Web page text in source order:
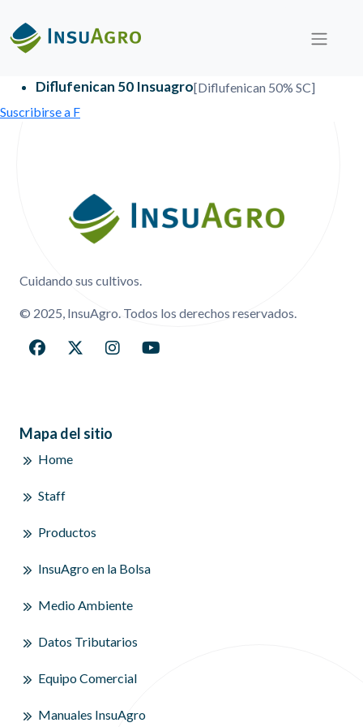
Diflufenican 50 Insuagro[Diflufenican 50% SC]
Suscribirse a F
Cuidando sus cultivos.
© 2025, InsuAgro. Todos los derechos reservados.
Mapa del sitio
Home
Staff
Productos
InsuAgro en la Bolsa
Medio Ambiente
Datos Tributarios
Equipo Comercial
Manuales InsuAgro